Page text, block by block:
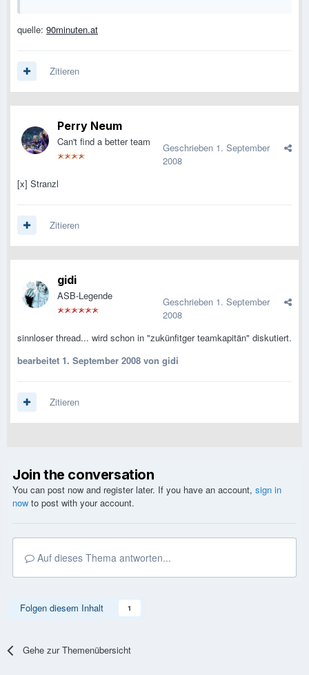
quelle: 90minuten.at
Zitieren
Perry Neum
Can't find a better team Geschrieben 1. September
2008
[x] Stranzl
Zitieren
gidi
ASB-Legende Geschrieben 1. September
2008
sinnloser thread... wird schon in "zukünfitger teamkapitän" diskutiert.
bearbeitet 1. September 2008 von gidi
Zitieren
Join the conversation
You can post now and register later. If you have an account, sign in
now to post with your account.
Auf dieses Thema antworten...
Folgen diesem Inhalt 1
Gehe zur Themenübersicht